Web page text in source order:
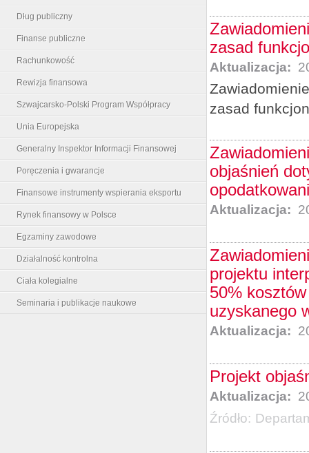
Dług publiczny
Finanse publiczne
Rachunkowość
Rewizja finansowa
Szwajcarsko-Polski Program Współpracy
Unia Europejska
Generalny Inspektor Informacji Finansowej
Poręczenia i gwarancje
Finansowe instrumenty wspierania eksportu
Rynek finansowy w Polsce
Egzaminy zawodowe
Działalność kontrolna
Ciała kolegialne
Seminaria i publikacje naukowe
zasad
Aktualizacja:
zasad
objaśnień
Aktualizacja:
projektu
50%
uzyskanego
Aktualizacja:
Projekt
Aktualizacja:
Źródło: